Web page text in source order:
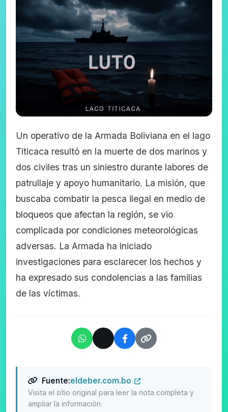
Un operativo de la Armada Boliviana en el lago
Titicaca resultó en la muerte de dos marinos y
dos civiles tras un siniestro durante labores de
patrullaje y apoyo humanitario. La misión, que
buscaba combatir la pesca ilegal en medio de
bloqueos que afectan la región, se vio
complicada por condiciones meteorológicas
adversas. La Armada ha iniciado
investigaciones para esclarecer los hechos y
ha expresado sus condolencias a las familias
de las víctimas.
Fuente:eldeber.com.bo
Visita el sitio original para leer la nota completa y
ampliar la información.